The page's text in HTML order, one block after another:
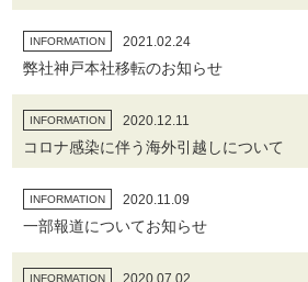
INFORMATION 2021.02.24
弊社神戸本社移転のお知らせ
INFORMATION 2020.12.11
コロナ感染に伴う海外引越しについて
INFORMATION 2020.11.09
一部報道についてお知らせ
INFORMATION 2020.07.02